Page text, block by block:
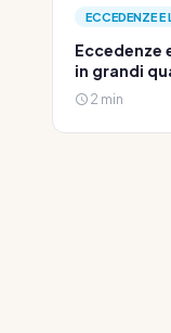
ECCEDENZE
Eccedenze
in grandi
2 min